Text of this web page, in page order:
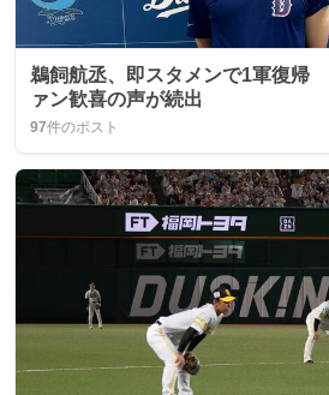
鵜飼航丞、即スタメンで1軍復帰
ァン歓喜の声が続出
97件のポスト